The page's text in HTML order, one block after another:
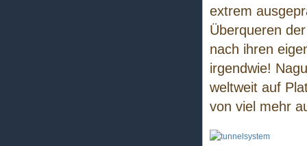
extrem
Überqueren
nach ihren
irgendwie!
weltweit auf
von viel mehr